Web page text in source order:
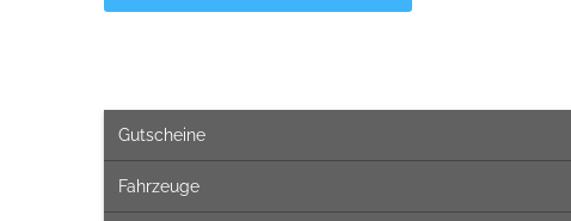
Gutscheine
Fahrzeuge